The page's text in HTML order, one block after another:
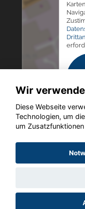
Copyright
Datenschutz
Wir
Diese Webseite
Technologien, um
um